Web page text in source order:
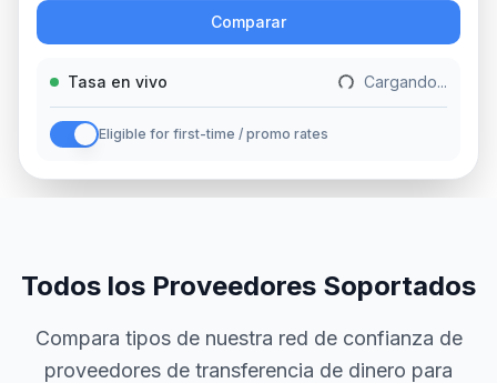
Comparar
Tasa en vivo Cargando...
Eligible for first-time / promo rates
Todos los Proveedores Soportados
Compara tipos de nuestra red de confianza de
proveedores de transferencia de dinero para